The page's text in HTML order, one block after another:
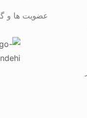
عضویت ها و